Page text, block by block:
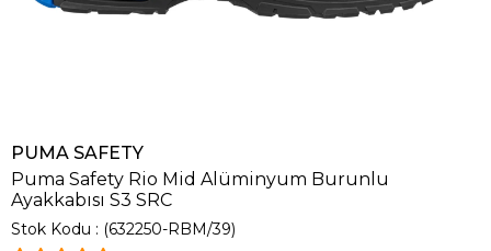
PUMA SAFETY
Puma Safety Rio Mid Alüminyum Burunlu
Ayakkabısı S3 SRC
Stok Kodu (632250-RBM/39)